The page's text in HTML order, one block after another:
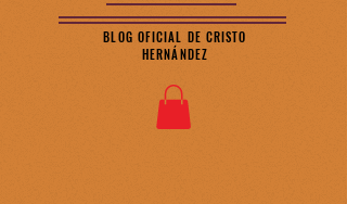
BLOG OFICIAL DE CRISTO
HERNÁNDEZ